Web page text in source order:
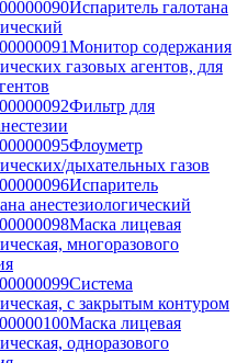
Испаритель галотана
Монитор содержания
газовых агентов, для
Фильтр для
Флоуметр
дыхательных газов
Испаритель
анестезиологический
Маска лицевая
многоразового
Система
с закрытым контуром
Маска лицевая
одноразового